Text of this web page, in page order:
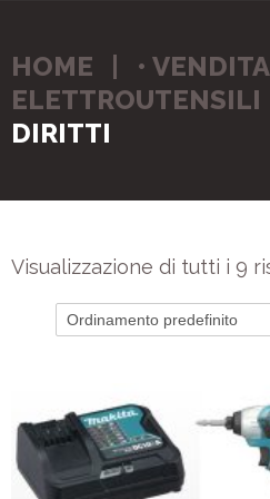
HOME • VENDITA
ELETTROUTENSILI
DIRITTI
Visualizzazione di tutti i 9